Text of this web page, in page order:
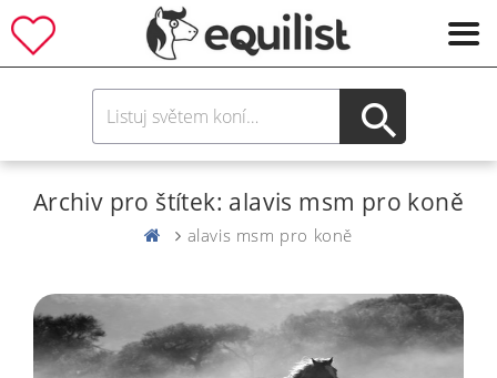
Archiv pro štítek: alavis msm pro koně
alavis msm pro koně